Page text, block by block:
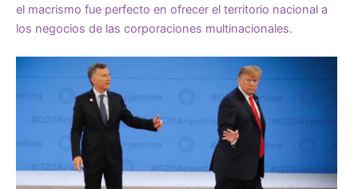
el macrismo fue perfecto en ofrecer el territorio nacional a
los negocios de las corporaciones multinacionales.